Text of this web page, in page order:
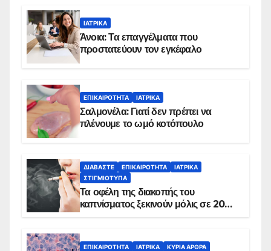
ΙΑΤΡΙΚΆ
Άνοια: Τα επαγγέλματα που
προστατεύουν τον εγκέφαλο
ΕΠΙΚΑΙΡΌΤΗΤΑ ΙΑΤΡΙΚΆ
Σαλμονέλα: Γιατί δεν πρέπει να
πλένουμε το ωμό κοτόπουλο
ΔΙΑΒΆΣΤΕ ΕΠΙΚΑΙΡΌΤΗΤΑ
ΙΑΤΡΙΚΆ
ΣΤΙΓΜΙΌΤΥΠΑ
Τα οφέλη της διακοπής του
καπνίσματος ξεκινούν μόλις σε 20
ΕΠΙΚΑΙΡΌΤΗΤΑ ΙΑΤΡΙΚΆ ΚΥΡΙΑ ΑΡΘΡΑ